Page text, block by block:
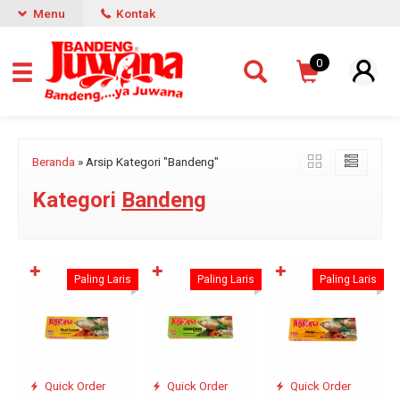
Menu Kontak
0
Beranda » Arsip Kategori "Bandeng"
Kategori Bandeng
Quick Order
Paling Laris
✚
Quick Order
Paling Laris
✚
Quick Order
Paling Laris
✚